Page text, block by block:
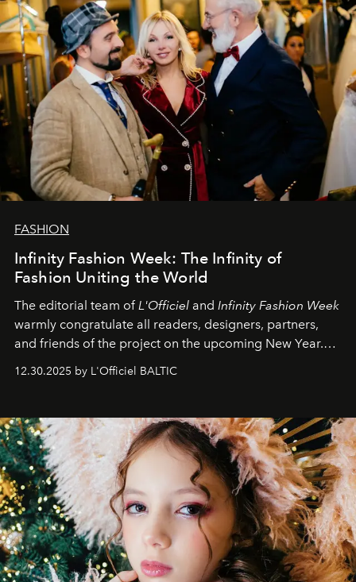
FASHION
Infinity Fashion Week: The Infinity of
Fashion Uniting the World
The editorial team ofL'Officiel and Infinity Fashion Week
warmly congratulate all readers, designers, partners,
and friends of the project on the upcoming New Year.
May 2026 bring growth, inspiration, bold ideas, and new
achievements.
12.30.2025 by L'Officiel BALTIC